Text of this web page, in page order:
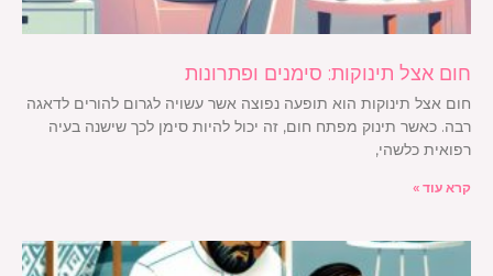
חום אצל תינוקות: סימנים ופתרונות
חום אצל תינוקות הוא תופעה נפוצה אשר עשויה לגרום להורים לדאגה
רבה. כאשר תינוק מפתח חום, זה יכול להיות סימן לכך שישנה בעיה
רפואית כלשהי,
קרא עוד »